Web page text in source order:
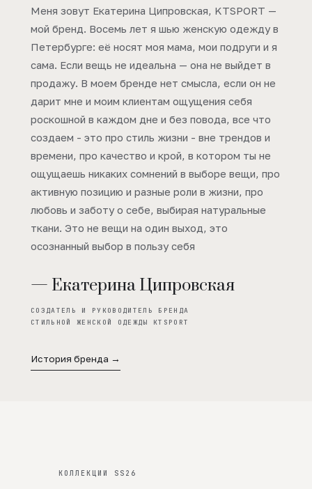
Меня зовут Екатерина Ципровская, KTSPORT —
мой бренд. Восемь лет я шью женскую одежду в
Петербурге: её носят моя мама, мои подруги и я
сама. Если вещь не идеальна — она не выйдет в
продажу. В моем бренде нет смысла, если он не
дарит мне и моим клиентам ощущения себя
роскошной в каждом дне и без повода, все что
создаем - это про стиль жизни - вне трендов и
времени, про качество и крой, в котором ты не
ощущаешь никаких сомнений в выборе вещи, про
активную позицию и разные роли в жизни, про
любовь и заботу о себе, выбирая натуральные
ткани. Это не вещи на один выход, это
осознанный выбор в пользу себя
— Екатерина Ципровская
СОЗДАТЕЛЬ И РУКОВОДИТЕЛЬ БРЕНДА
СТИЛЬНОЙ ЖЕНСКОЙ ОДЕЖДЫ KTSPORT
История бренда →
КОЛЛЕКЦИИ SS26